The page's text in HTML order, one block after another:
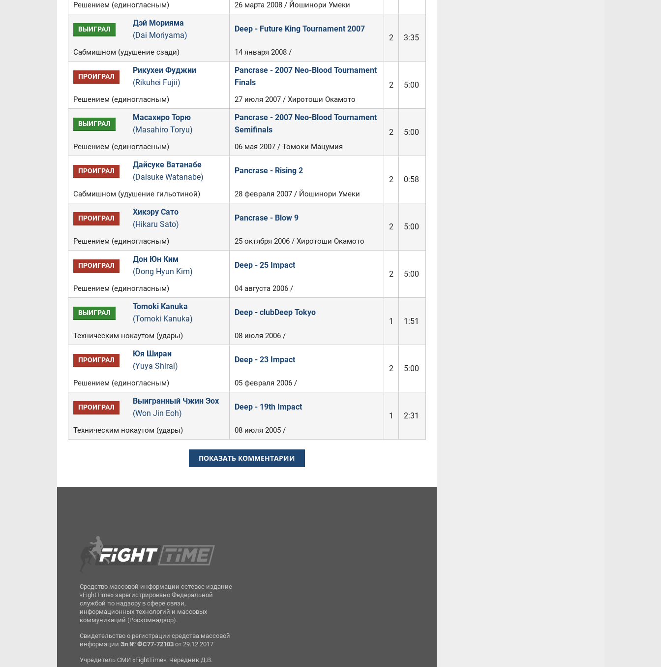
Решением (единогласным) 26 марта 2008 / Йошинори Умеки
ВЫИГРАЛ
Дэй Морияма
(Dai Moriyama)
Deep - Future King Tournament 2007
2
3:35
Сабмишном (удушение сзади) 14 января 2008 /
ПРОИГРАЛ
Рикухеи Фуджии
(Rikuhei Fujii)
Pancrase - 2007 Neo-Blood Tournament
Finals
2 5:00
Решением (единогласным) 27 июля 2007 / Хиротоши Окамото
ВЫИГРАЛ
Масахиро Торю
(Masahiro Toryu)
Pancrase - 2007 Neo-Blood Tournament
Semifinals
2 5:00
Решением (единогласным) 06 мая 2007 / Томоки Мацумия
ПРОИГРАЛ
Дайсуке Ватанабе
(Daisuke Watanabe)
Pancrase - Rising 2
2
0:58
Сабмишном (удушение гильотиной) 28 февраля 2007 / Йошинори Умеки
ПРОИГРАЛ
Хикэру Сато
(Hikaru Sato)
Pancrase - Blow 9
2
5:00
Решением (единогласным) 25 октября 2006 / Хиротоши Окамото
ПРОИГРАЛ
Дон Юн Ким
(Dong Hyun Kim)
Deep - 25 Impact
2
5:00
Решением (единогласным) 04 августа 2006 /
ВЫИГРАЛ
Tomoki Kanuka
(Tomoki Kanuka)
Deep - clubDeep Tokyo
1
1:51
Техническим нокаутом (удары) 08 июля 2006 /
ПРОИГРАЛ
Юя Шираи
(Yuya Shirai)
Deep - 23 Impact
2
5:00
Решением (единогласным) 05 февраля 2006 /
ПРОИГРАЛ
Выигранный Чжин Эох
(Won Jin Eoh)
Deep - 19th Impact
1
2:31
Техническим нокаутом (удары) 08 июля 2005 /
ПОКАЗАТЬ КОММЕНТАРИИ
Средство массовой информации сетевое издание
«FightTime» зарегистрировано Федеральной
службой по надзору в сфере связи,
информационных технологий и массовых
коммуникаций (Роскомнадзор).
Свидетельство о регистрации средства массовой
информацииЭл № ФС77-72103 от 29.12.2017
Учредитель СМИ «FightTime»: Чередник Д.В.